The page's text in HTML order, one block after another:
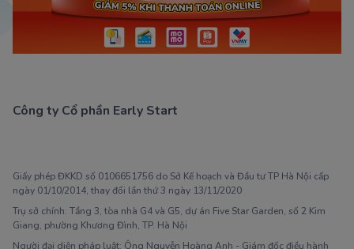
Công ty Cổ phần Early Start
Giấy phép ĐKKD số 0106651756 do Sở Kế hoạch và Đầu tư TP Hà Nội cấp
ngày 01/10/2014, thay đổi lần thứ 3 ngày 13/11/2020
Trụ sở chính: Tầng 3, tòa nhà G4 và G5, dự án Five Star Garden, số 2 Kim
Giang, phường Khương Đình, TP. Hà Nội
Người đại diện pháp luật: Ông Nguyễn Hoàng Anh - Giám đốc điều hành